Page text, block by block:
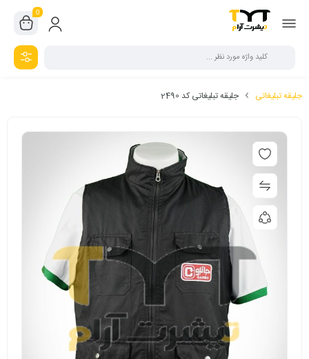
0
جلیقه تبلیغاتی جلیقه تبلیغاتی کد 2490